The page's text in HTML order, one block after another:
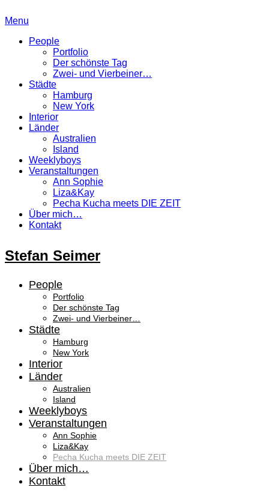
Menu
People
Portfolio
Der schönste Tag
Zwei- und Vierbeiner…
Städte
Hamburg
New York
Interior
Länder
Australien
Island
Weeklyboys
Veranstaltungen
Ann Sophie
Liza&Kay
Pecha Kucha meets DIE ZEIT
Über mich…
Kontakt
Stefan Seimer
People
Portfolio
Der schönste Tag
Zwei- und Vierbeiner…
Städte
Hamburg
New York
Interior
Länder
Australien
Island
Weeklyboys
Veranstaltungen
Ann Sophie
Liza&Kay
Pecha Kucha meets DIE ZEIT
Über mich…
Kontakt